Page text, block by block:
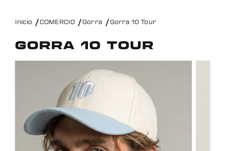
Inicio COMERCIO Gorra Gorra 10 Tour
GORRA 10 TOUR